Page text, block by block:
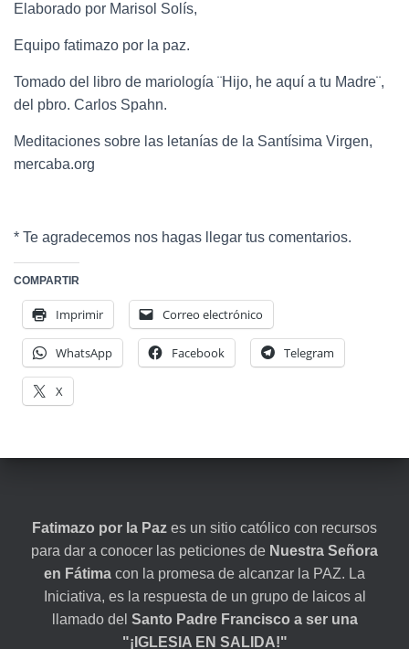
Elaborado por Marisol Solís,
Equipo fatimazo por la paz.
Tomado del libro de mariología ¨Hijo, he aquí a tu Madre¨,
del pbro. Carlos Spahn.
Meditaciones sobre las letanías de la Santísima Virgen,
mercaba.org
* Te agradecemos nos hagas llegar tus comentarios.
COMPARTIR
Imprimir Correo electrónico
WhatsApp Facebook Telegram
X
Fatimazo por la Paz es un sitio católico con recursos
para dar a conocer las peticiones de Nuestra Señora
en Fátima con la promesa de alcanzar la PAZ. La
Iniciativa, es la respuesta de un grupo de laicos al
llamado del Santo Padre Francisco a ser una
"¡IGLESIA EN SALIDA!"